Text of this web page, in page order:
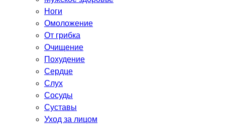
Ноги
Омоложение
От грибка
Очищение
Похудение
Сердце
Слух
Сосуды
Суставы
Уход за лицом